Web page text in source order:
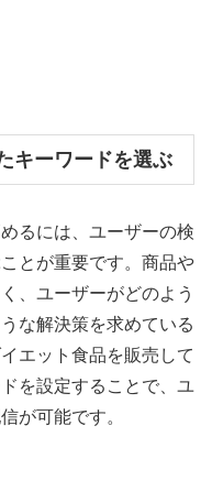
キーワードを選ぶ
るには、ユーザーの検
とが重要です。商品や
、ユーザーがどのよう
な解決策を求めている
エット食品を販売して
を設定することで、ユ
が可能です。